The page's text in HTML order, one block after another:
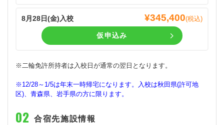
8月28日(金)入校 ¥345,400(税込)
仮申込み
※二輪免許所持者は入校日が通常の翌日となります。
※12/28～1/5は年末一時帰宅になります。入校は秋田県(許可地
区)、青森県、岩手県の方に限ります。
合宿先施設情報